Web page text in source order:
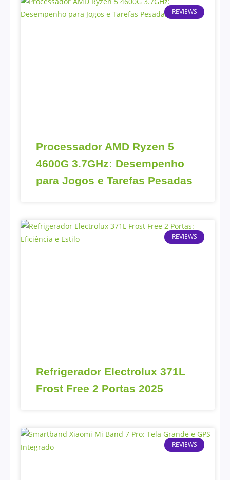
REVIEWS
Processador AMD Ryzen 5
4600G 3.7GHz: Desempenho
para Jogos e Tarefas Pesadas
REVIEWS
Refrigerador Electrolux 371L
Frost Free 2 Portas 2025
REVIEWS